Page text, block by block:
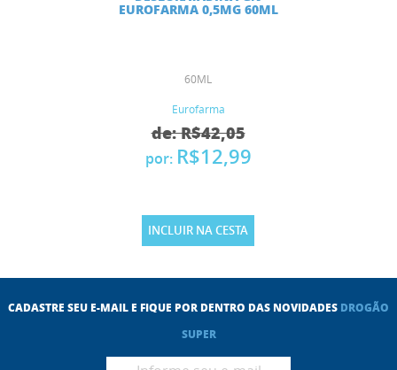
EUROFARMA 0,5MG 60ML
60ML
Eurofarma
de: R$42,05
por: R$12,99
INCLUIR NA CESTA
CADASTRE SEU E-MAIL E FIQUE POR DENTRO DAS NOVIDADES DROGÃO
SUPER